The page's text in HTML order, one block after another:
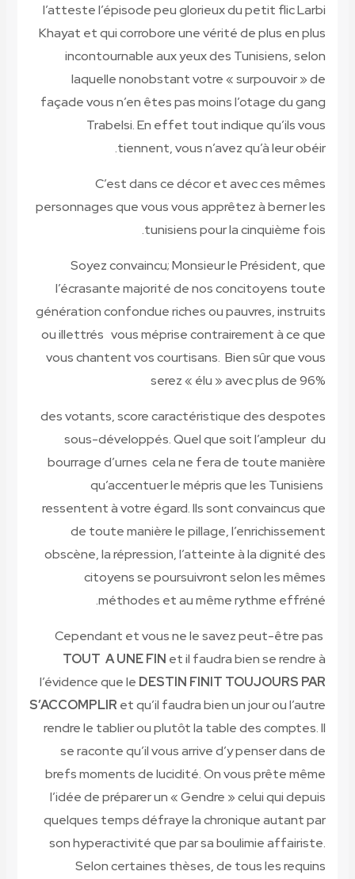
Khayat
façade
ou
vous
des
rendre
se
brefs
l’idée
son